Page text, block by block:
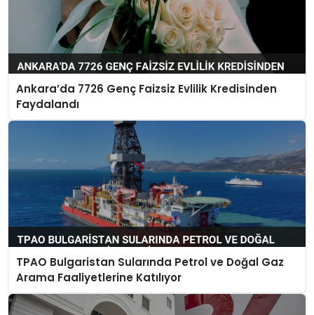
Ankara’da 7726 Genç Faizsiz Evlilik Kredisinden
Faydalandı
TPAO Bulgaristan Sularında Petrol ve Doğal Gaz
Arama Faaliyetlerine Katılıyor